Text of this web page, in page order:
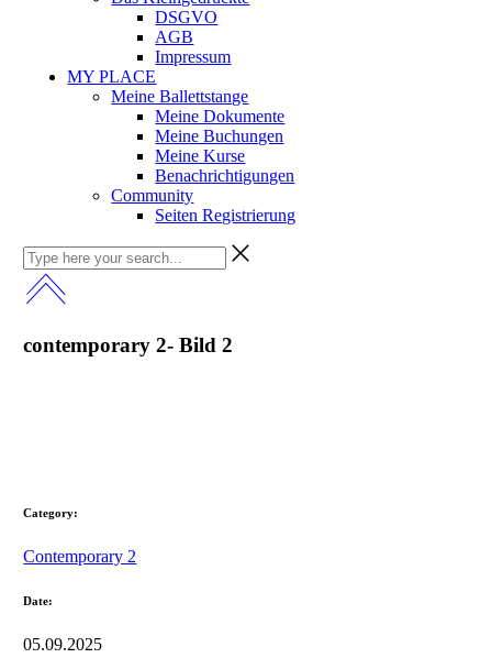
DSGVO
AGB
Impressum
MY PLACE
Meine Ballettstange
Meine Dokumente
Meine Buchungen
Meine Kurse
Benachrichtigungen
Community
Seiten Registrierung
contemporary 2- Bild 2
Category:
Contemporary 2
Date:
05.09.2025